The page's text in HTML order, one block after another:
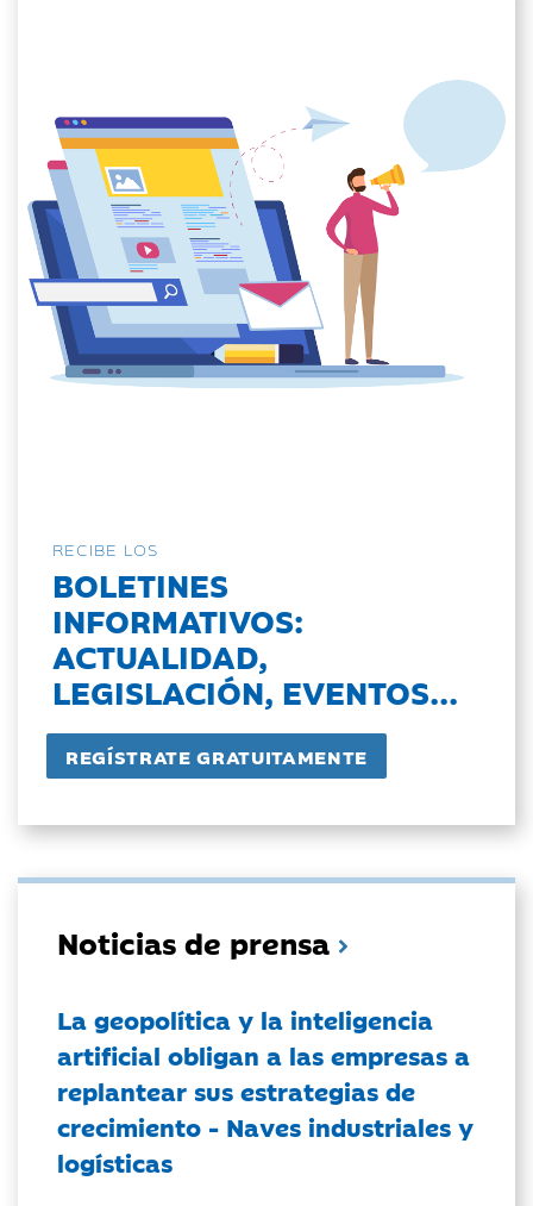
RECIBE LOS
BOLETINES
INFORMATIVOS:
ACTUALIDAD,
LEGISLACIÓN, EVENTOS...
Noticias de prensa
La geopolítica y la inteligencia
artificial obligan a las empresas a
replantear sus estrategias de
crecimiento - Naves industriales y
logísticas